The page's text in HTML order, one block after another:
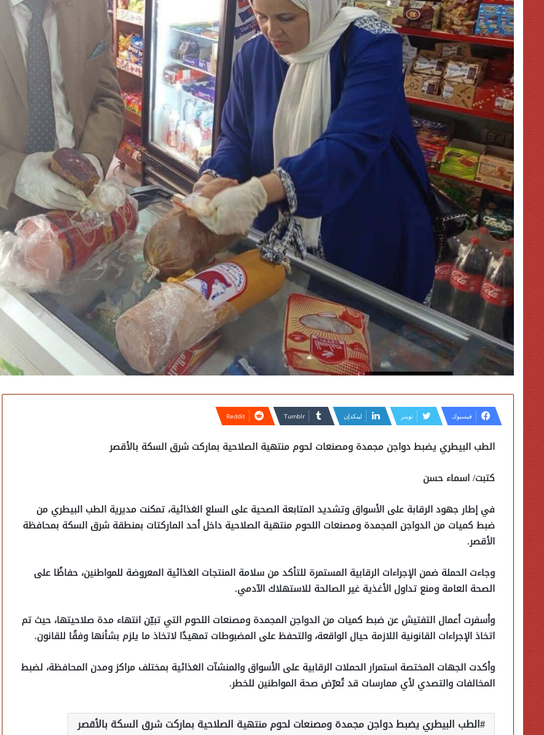
فيسبوك تويتر لينكدإن
الطب البيطري يضبط دواجن مجمدة ومصنعات لحوم منتهية الصلاحية بماركت شرق السكة بالأقصر
كتبت/ اسماء حسن
في إطار جهود الرقابة على الأسواق وتشديد المتابعة الصحية على السلع الغذائية، تمكنت مديرية الطب البيطري من
ضبط كميات من الدواجن المجمدة ومصنعات اللحوم منتهية الصلاحية داخل أحد الماركتات بمنطقة شرق السكة بمحافظة
الأقصر.
وجاءت الحملة ضمن الإجراءات الرقابية المستمرة للتأكد من سلامة المنتجات الغذائية المعروضة للمواطنين، حفاظًا على
الصحة العامة ومنع تداول الأغذية غير الصالحة للاستهلاك الآدمي.
وأسفرت أعمال التفتيش عن ضبط كميات من الدواجن المجمدة ومصنعات اللحوم التي تبيّن انتهاء مدة صلاحيتها، حيث تم
اتخاذ الإجراءات القانونية اللازمة حيال الواقعة، والتحفظ على المضبوطات تمهيدًا لاتخاذ ما يلزم بشأنها وفقًا للقانون.
وأكدت الجهات المختصة استمرار الحملات الرقابية على الأسواق والمنشآت الغذائية بمختلف مراكز ومدن المحافظة، لضبط
المخالفات والتصدي لأي ممارسات قد تُعرّض صحة المواطنين للخطر.
الطب البيطري يضبط دواجن مجمدة ومصنعات لحوم منتهية الصلاحية بماركت شرق السكة بالأقصر